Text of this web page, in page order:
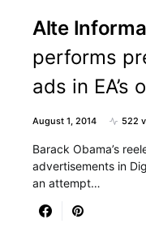
Alte
performs
ads in EA’s
August 1, 2014 522
Barack Obama’s
advertisements in
an attempt…